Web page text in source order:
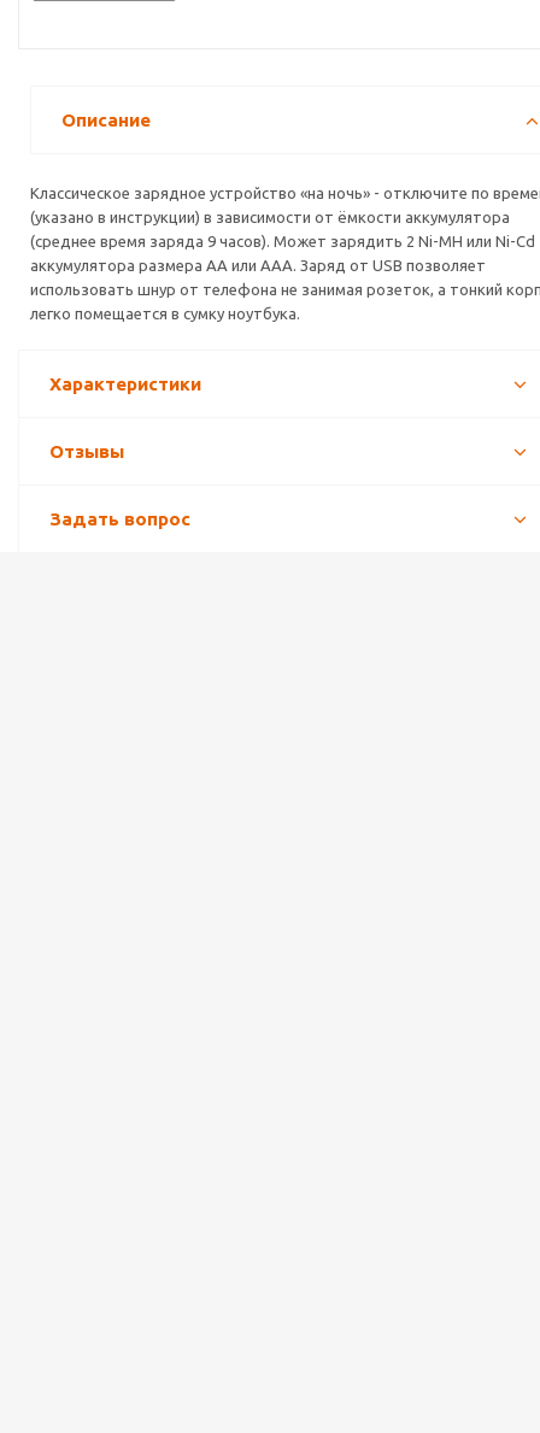
Описание
Классическое зарядное устройство «на ночь» - отключите по
(указано в инструкции) в зависимости от ёмкости аккумулятора
(среднее время заряда 9 часов). Может зарядить 2 Ni-MH или Ni-Cd
аккумулятора размера АА или ААА. Заряд от USB позволяет
использовать шнур от телефона не занимая розеток, а тонкий
легко помещается в сумку ноутбука.
Характеристики
Отзывы
Задать вопрос